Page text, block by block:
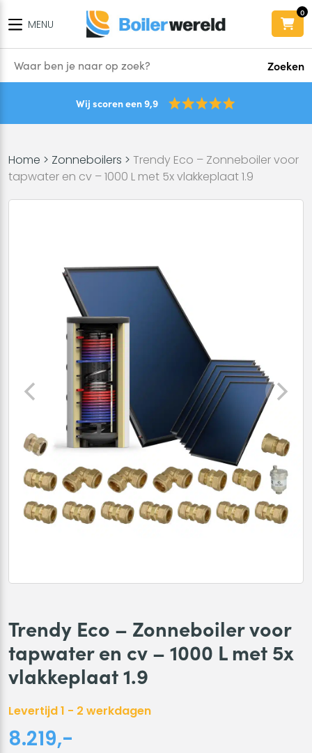
MENU
0
Zoeken
Wij scoren een 9,9
Home > Zonneboilers > Trendy Eco – Zonneboiler voor
tapwater en cv – 1000 L met 5x vlakkeplaat 1.9
Trendy Eco – Zonneboiler voor
tapwater en cv – 1000 L met 5x
vlakkeplaat 1.9
Levertijd 1 - 2 werkdagen
8.219,-